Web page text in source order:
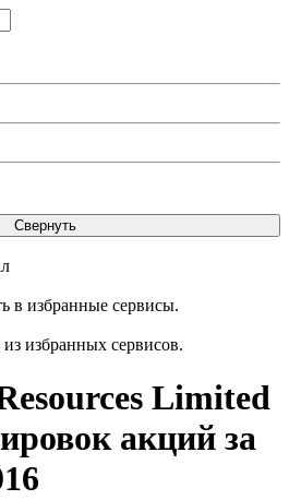
в избранные сервисы.
избранных сервисов.
Limited
акций за